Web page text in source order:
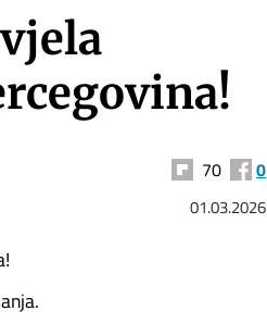
70 0
01.03.2026